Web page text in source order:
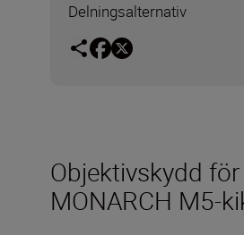
Delningsalternativ
Objektivskydd
MONARCH M5-